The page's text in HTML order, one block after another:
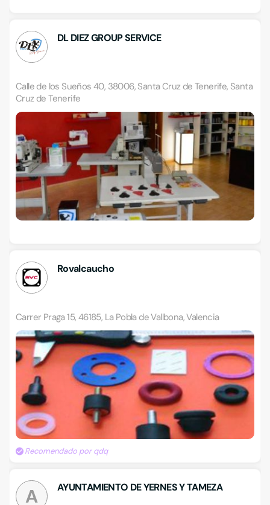
DL DIEZ GROUP SERVICE
Calle de los Sueños 40, 38006, Santa Cruz de Tenerife, Santa
Cruz de Tenerife
Rovalcaucho
Carrer Praga 15, 46185, La Pobla de Vallbona, Valencia
Recomendado por qdq
A AYUNTAMIENTO DE YERNES Y TAMEZA